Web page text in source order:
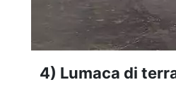
4) Lumaca di